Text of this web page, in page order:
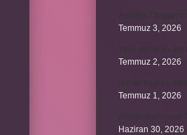
Temmuz 3, 2026
Temmuz 2, 2026
Temmuz 1, 2026
Haziran 30, 2026